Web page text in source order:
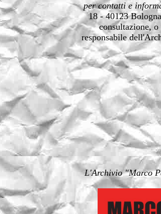
per contatti e
18 - 40123
consultazione,
responsabile
L'Archivio "Marco